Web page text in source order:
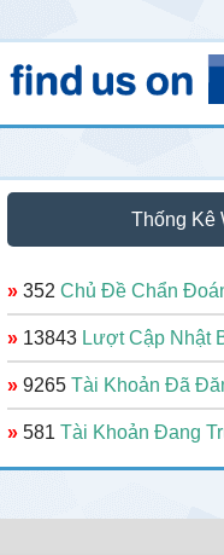
Thống Kê
» 352 Chủ Đề Chẩn
» 13843 Lượt Cập Nhật
» 9265 Tài Khoản Đã
» 581 Tài Khoản Đang